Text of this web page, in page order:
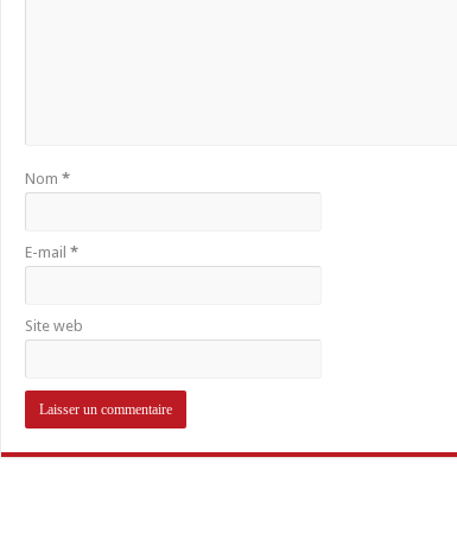
Nom *
E-mail *
Site web